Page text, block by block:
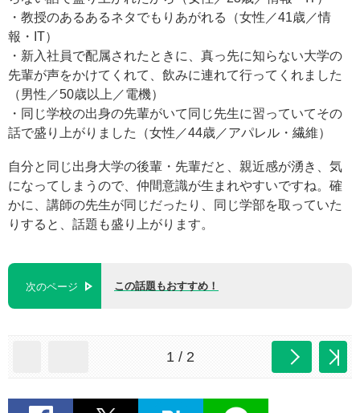
・教授のあるあるネタでもりあがれる（女性／41歳／情
報・IT）
・新入社員で配属されたときに、真っ先に知らない大学の
先輩が声をかけてくれて、飲みに連れて行ってくれました
（男性／50歳以上／電機）
・同じ学校の出身の先輩がいて同じ先生に習っていてその
話で盛り上がりました（女性／44歳／アパレル・繊維）
自分と同じ出身大学の後輩・先輩だと、親近感が湧き、気
になってしまうので、仲間意識が生まれやすいですね。確
かに、講師の先生が同じだったり、同じ学部を取っていた
りすると、話題も盛り上がります。
次のページ この話題もおすすめ！
1 / 2